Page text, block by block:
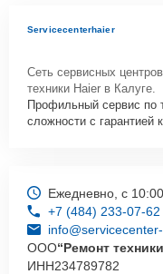
Servicecenterhaier
Сеть сервисных
техники Haier в Калуге.
Профильный сервис по
сложности с гарантией
Ежедневно, с
+7 (484) 233-07-62
ООО“Ремонт
ИНН234789782